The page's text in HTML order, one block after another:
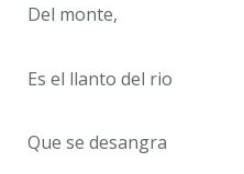
Del monte,
Es el llanto del rio
Que se desangra